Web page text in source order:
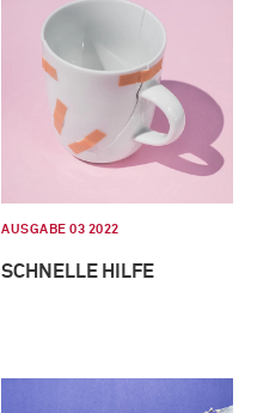
AUSGABE 03 2022
SCHNELLE HILFE